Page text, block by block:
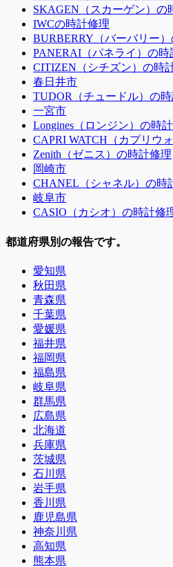
SKAGEN（スカーゲン）の
IWCの時計修理
BURBERRY（バーバリー
PANERAI（パネライ）の時
CITIZEN（シチズン）の時
春日井市
TUDOR（チュードル）の
一宮市
Longines（ロンジン）の時
CAPRI WATCH（カプリウ
Zenith（ゼニス）の時計修理
岡崎市
CHANEL（シャネル）の時
岐阜市
CASIO（カシオ）の時計修
都道府県別の報告です。
愛知県
秋田県
青森県
千葉県
愛媛県
福井県
福岡県
福島県
岐阜県
群馬県
広島県
北海道
兵庫県
茨城県
石川県
岩手県
香川県
鹿児島県
神奈川県
高知県
熊本県